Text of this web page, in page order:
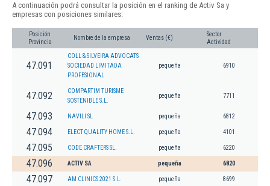
A continuación podrá consultar la posición en el ranking de Activ Sa y
empresas con posiciones similares:
Posición
Provincia
Nombre de la empresa Ventas (€)
Sector
Actividad
47.091
COLL & SILVEIRA ADVOCATS
SOCIEDAD LIMITADA
PROFESIONAL
pequeña 6910
47.092
COMPARTIM TURISME
SOSTENIBLE S.L.
pequeña 7711
47.093 NAVILI SL pequeña 6812
47.094 ELECT QUALITY HOME S.L. pequeña 4101
47.095 CODE CRAFTERS SL. pequeña 6220
47.096 ACTIV SA pequeña 6820
47.097 AM CLINICS 2021 S.L. pequeña 8699